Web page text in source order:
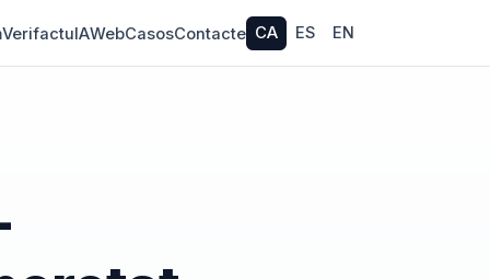
VerifactuIAWebCasosContacte CA ES EN